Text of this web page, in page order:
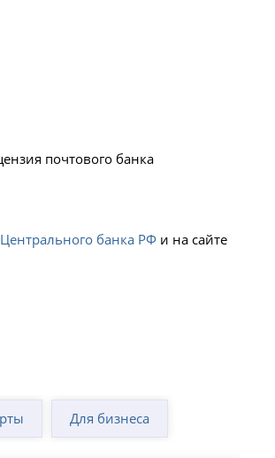
почтового банка
Центрального банка РФ и на сайте
Для бизнеса